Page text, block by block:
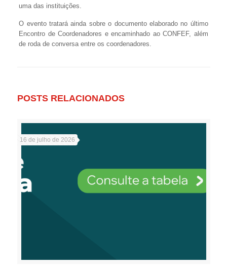
uma das instituições.
O evento tratará ainda sobre o documento elaborado no último
Encontro de Coordenadores e encaminhado ao CONFEF, além
de roda de conversa entre os coordenadores.
POSTS RELACIONADOS
16 de julho de 2026